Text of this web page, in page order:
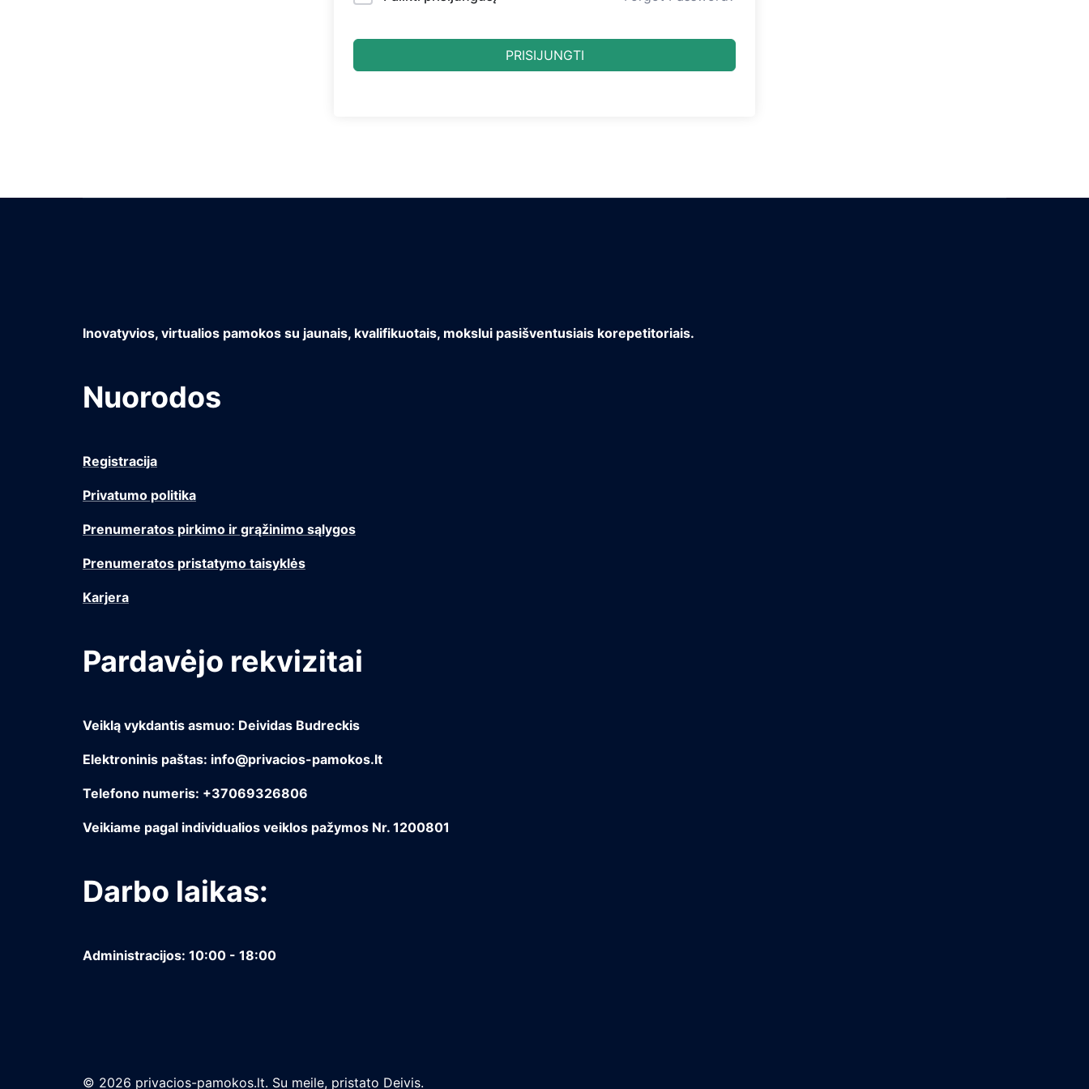
PRISIJUNGTI
Inovatyvios, virtualios pamokos su jaunais, kvalifikuotais, mokslui pasišventusiais korepetitoriais.
Nuorodos
Registracija
Privatumo politika
Prenumeratos pirkimo ir grąžinimo sąlygos
Prenumeratos pristatymo taisyklės
Karjera
Pardavėjo rekvizitai
Veiklą vykdantis asmuo: Deividas Budreckis
Elektroninis paštas: info@privacios-pamokos.lt
Telefono numeris: +37069326806
Veikiame pagal individualios veiklos pažymos Nr. 1200801
Darbo laikas:
Administracijos: 10:00 - 18:00
© 2026 privacios-pamokos.lt. Su meile, pristato Deivis.